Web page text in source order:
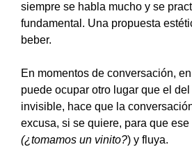
siempre se habla mucho y se
fundamental. Una propuesta
beber.
En momentos de conversación,
puede ocupar otro lugar que el
invisible, hace que la
excusa, si se quiere, para que
(¿tomamos un vinito?) y fluya.